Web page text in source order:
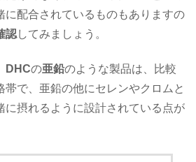
に配合されているものもありますの
認してみましょう。
DHCの亜鉛のような製品は、比較
帯で、亜鉛の他にセレンやクロムと
に摂れるように設計されている点が